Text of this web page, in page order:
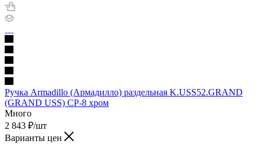
Ручка Armadillo (Армадилло) раздельная K.USS52.GRAND
(GRAND USS) CP-8 хром
Много
2 843 ₽/шт
Варианты цен